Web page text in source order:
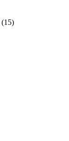
(15)